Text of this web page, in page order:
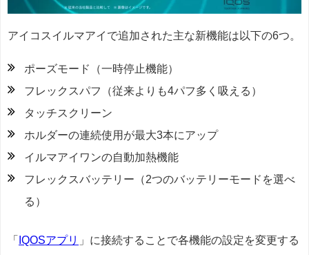
アイコスイルマアイで追加された主な新機能は以下の6つ。
ポーズモード（一時停止機能）
フレックスパフ（従来よりも4パフ多く吸える）
タッチスクリーン
ホルダーの連続使用が最大3本にアップ
イルマアイワンの自動加熱機能
フレックスバッテリー（2つのバッテリーモードを選べ
る）
「 IQOSアプリ 」に接続することで各機能の設定を変更する